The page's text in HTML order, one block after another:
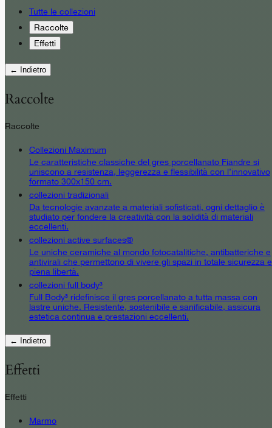
Tutte le collezioni
Raccolte
Effetti
← Indietro
Raccolte
Raccolte
Collezioni Maximum
Le caratteristiche classiche del gres porcellanato Fiandre si
uniscono a resistenza, leggerezza e flessibilità con l’innovativo
formato 300x150 cm.
collezioni tradizionali
Da tecnologie avanzate a materiali sofisticati, ogni dettaglio è
studiato per fondere la creatività con la solidità di materiali
eccellenti.
collezioni active surfaces®
Le uniche ceramiche al mondo fotocatalitiche, antibatteriche e
antivirali che permettono di vivere gli spazi in totale sicurezza e
piena libertà.
collezioni full body³
Full Body³ ridefinisce il gres porcellanato a tutta massa con
lastre uniche. Resistente, sostenibile e sanificabile, assicura
estetica continua e prestazioni eccellenti.
← Indietro
Effetti
Effetti
Marmo